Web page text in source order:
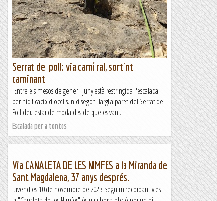
Serrat del poll: via camí ral, sortint
caminant
Entre els mesos de gener i juny està restringida l'escalada
per nidificació d'ocells.Inici segon llargLa paret del Serrat del
Poll deu estar de moda des de que es van...
Escalada per a tontos
Via CANALETA DE LES NIMFES a la Miranda de
Sant Magdalena, 37 anys després.
Divendres 10 de novembre de 2023 Seguim recordant vies i